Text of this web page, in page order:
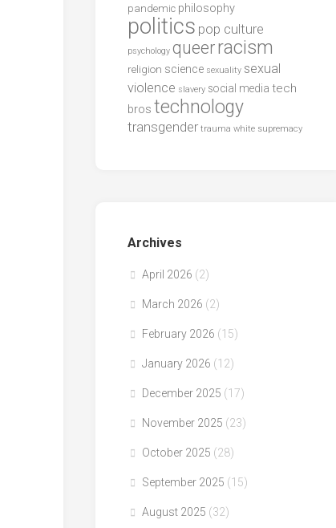
pandemic philosophy
politics pop culture
psychology queerracism
religion science sexuality sexual
violence slavery social media tech
bros technology
transgender trauma white supremacy
Archives
April 2026 (2)
March 2026 (2)
February 2026 (15)
January 2026 (12)
December 2025 (17)
November 2025 (23)
October 2025 (28)
September 2025 (15)
August 2025 (32)